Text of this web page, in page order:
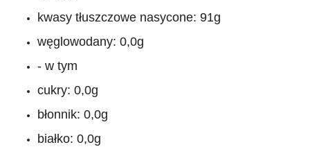
kwasy tłuszczowe nasycone: 91g
węglowodany: 0,0g
- w tym
cukry: 0,0g
błonnik: 0,0g
białko: 0,0g